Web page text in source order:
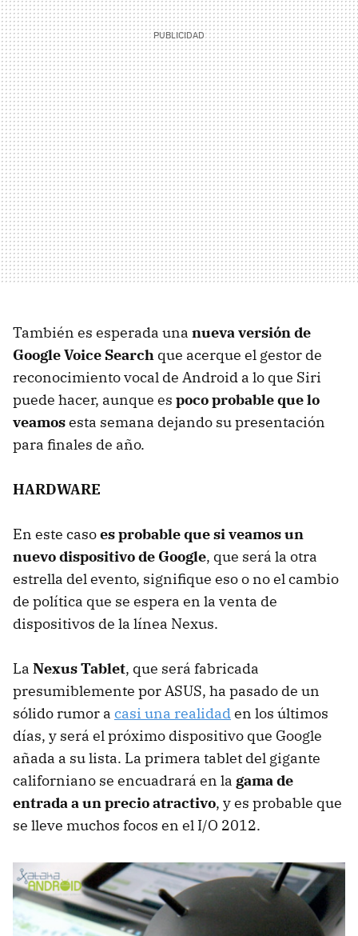
También es esperada una nueva versión de
Google Voice Search que acerque el gestor de
reconocimiento vocal de Android a lo que Siri
puede hacer, aunque es poco probable que lo
veamosesta semana dejando su presentación
para finales de año.
HARDWARE
En este casoes probable que si veamos un
nuevo dispositivo de Google, que será la otra
estrella del evento, signifique eso o no el cambio
de política que se espera en la venta de
dispositivos de la línea Nexus.
La Nexus Tablet, que será fabricada
presumiblemente porASUS, ha pasado de un
sólido rumor a casi una realidaden los últimos
días, y será el próximo dispositivo que Google
añada a su lista. La primera tablet del gigante
californiano se encuadrará en la gama de
entrada a un precio atractivo, y es probable que
se lleve muchos focos en el I/O 2012.